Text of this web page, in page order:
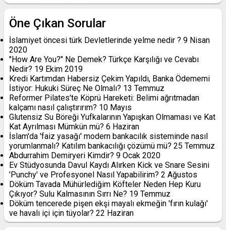
Öne Çıkan Sorular
İslamiyet öncesi türk Devletlerinde yelme nedir ? 9 Nisan
2020
"How Are You?" Ne Demek? Türkçe Karşılığı ve Cevabı
Nedir? 19 Ekim 2019
Kredi Kartımdan Habersiz Çekim Yapıldı, Banka Ödememi
İstiyor: Hukuki Süreç Ne Olmalı? 13 Temmuz
Reformer Pilates'te Köprü Hareketi: Belimi ağrıtmadan
kalçamı nasıl çalıştırırım? 10 Mayıs
Glutensiz Su Böreği Yufkalarının Yapışkan Olmaması ve Kat
Kat Ayrılması Mümkün mü? 6 Haziran
İslam'da 'faiz yasağı' modern bankacılık sisteminde nasıl
yorumlanmalı? Katılım bankacılığı çözümü mü? 25 Temmuz
Abdurrahim Demiryeri Kimdir? 9 Ocak 2020
Ev Stüdyosunda Davul Kaydı Alırken Kick ve Snare Sesini
'Punchy' ve Profesyonel Nasıl Yapabilirim? 2 Ağustos
Döküm Tavada Mühürlediğim Köfteler Neden Hep Kuru
Çıkıyor? Sulu Kalmasının Sırrı Ne? 19 Temmuz
Döküm tencerede pişen ekşi mayalı ekmeğin 'fırın kulağı'
ve havalı içi için tüyolar? 22 Haziran